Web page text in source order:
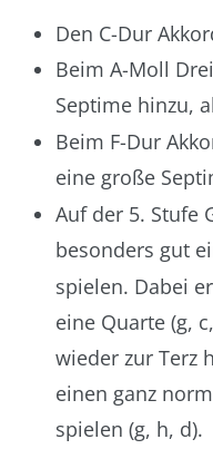
Den C-Dur
Beim A-Moll
Septime hinzu,
Beim F-Dur
eine große
Auf der 5. Stufe
besonders gut
spielen. Dabei
eine Quarte (g,
wieder zur Terz
einen ganz
spielen (g, h, d).